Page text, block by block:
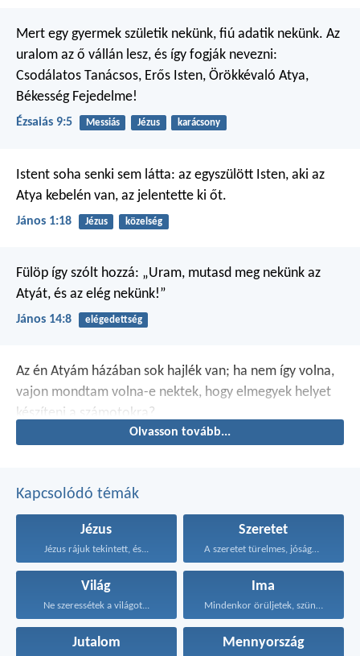
Mert egy gyermek születik nekünk, fiú adatik nekünk. Az
uralom az ő vállán lesz, és így fogják nevezni:
Csodálatos Tanácsos, Erős Isten, Örökkévaló Atya,
Békesség Fejedelme!
Ézsaiás 9:5 Messiás Jézus karácsony
Istent soha senki sem látta: az egyszülött Isten, aki az
Atya kebelén van, az jelentette ki őt.
János 1:18 Jézus közelség
Fülöp így szólt hozzá: „Uram, mutasd meg nekünk az
Atyát, és az elég nekünk!”
János 14:8 elégedettség
Az én Atyám házában sok hajlék van; ha nem így volna,
vajon mondtam volna-e nektek, hogy elmegyek helyet
készíteni a számotokra?
Olvasson tovább...
Kapcsolódó témák
Jézus
Jézus rájuk tekintett, és...
Szeretet
A szeretet türelmes, jóságos...
Világ
Ne szeressétek a világot...
Ima
Mindenkor örüljetek, szüntelenül imádkozzatok...
Jutalom Mennyország